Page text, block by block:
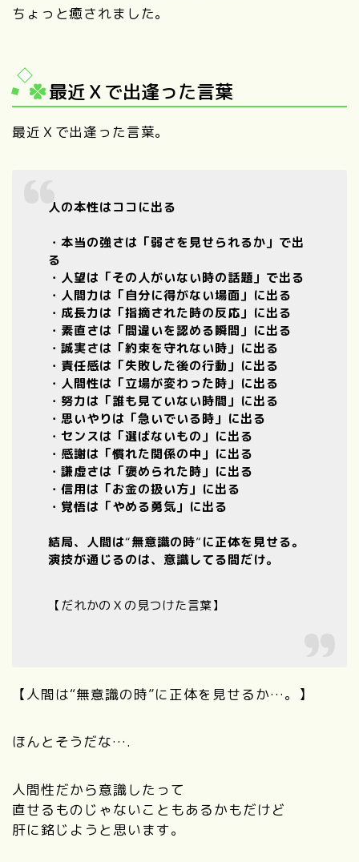
ちょっと癒されました。
最近Ｘで出逢った言葉
最近Ｘで出逢った言葉。
人の本性はココに出る
・本当の強さは「弱さを見せられるか」で出
る
・人望は「その人がいない時の話題」で出る
・人間力は「自分に得がない場面」に出る
・成長力は「指摘された時の反応」に出る
・素直さは「間違いを認める瞬間」に出る
・誠実さは「約束を守れない時」に出る
・責任感は「失敗した後の行動」に出る
・人間性は「立場が変わった時」に出る
・努力は「誰も見ていない時間」に出る
・思いやりは「急いでいる時」に出る
・センスは「選ばないもの」に出る
・感謝は「慣れた関係の中」に出る
・謙虚さは「褒められた時」に出る
・信用は「お金の扱い方」に出る
・覚悟は「やめる勇気」に出る
結局、人間は“無意識の時”に正体を見せる。
演技が通じるのは、意識してる間だけ。
【だれかのＸの見つけた言葉】
【人間は“無意識の時”に正体を見せるか…。】
ほんとそうだな….
人間性だから意識したって
直せるものじゃないこともあるかもだけど
肝に銘じようと思います。